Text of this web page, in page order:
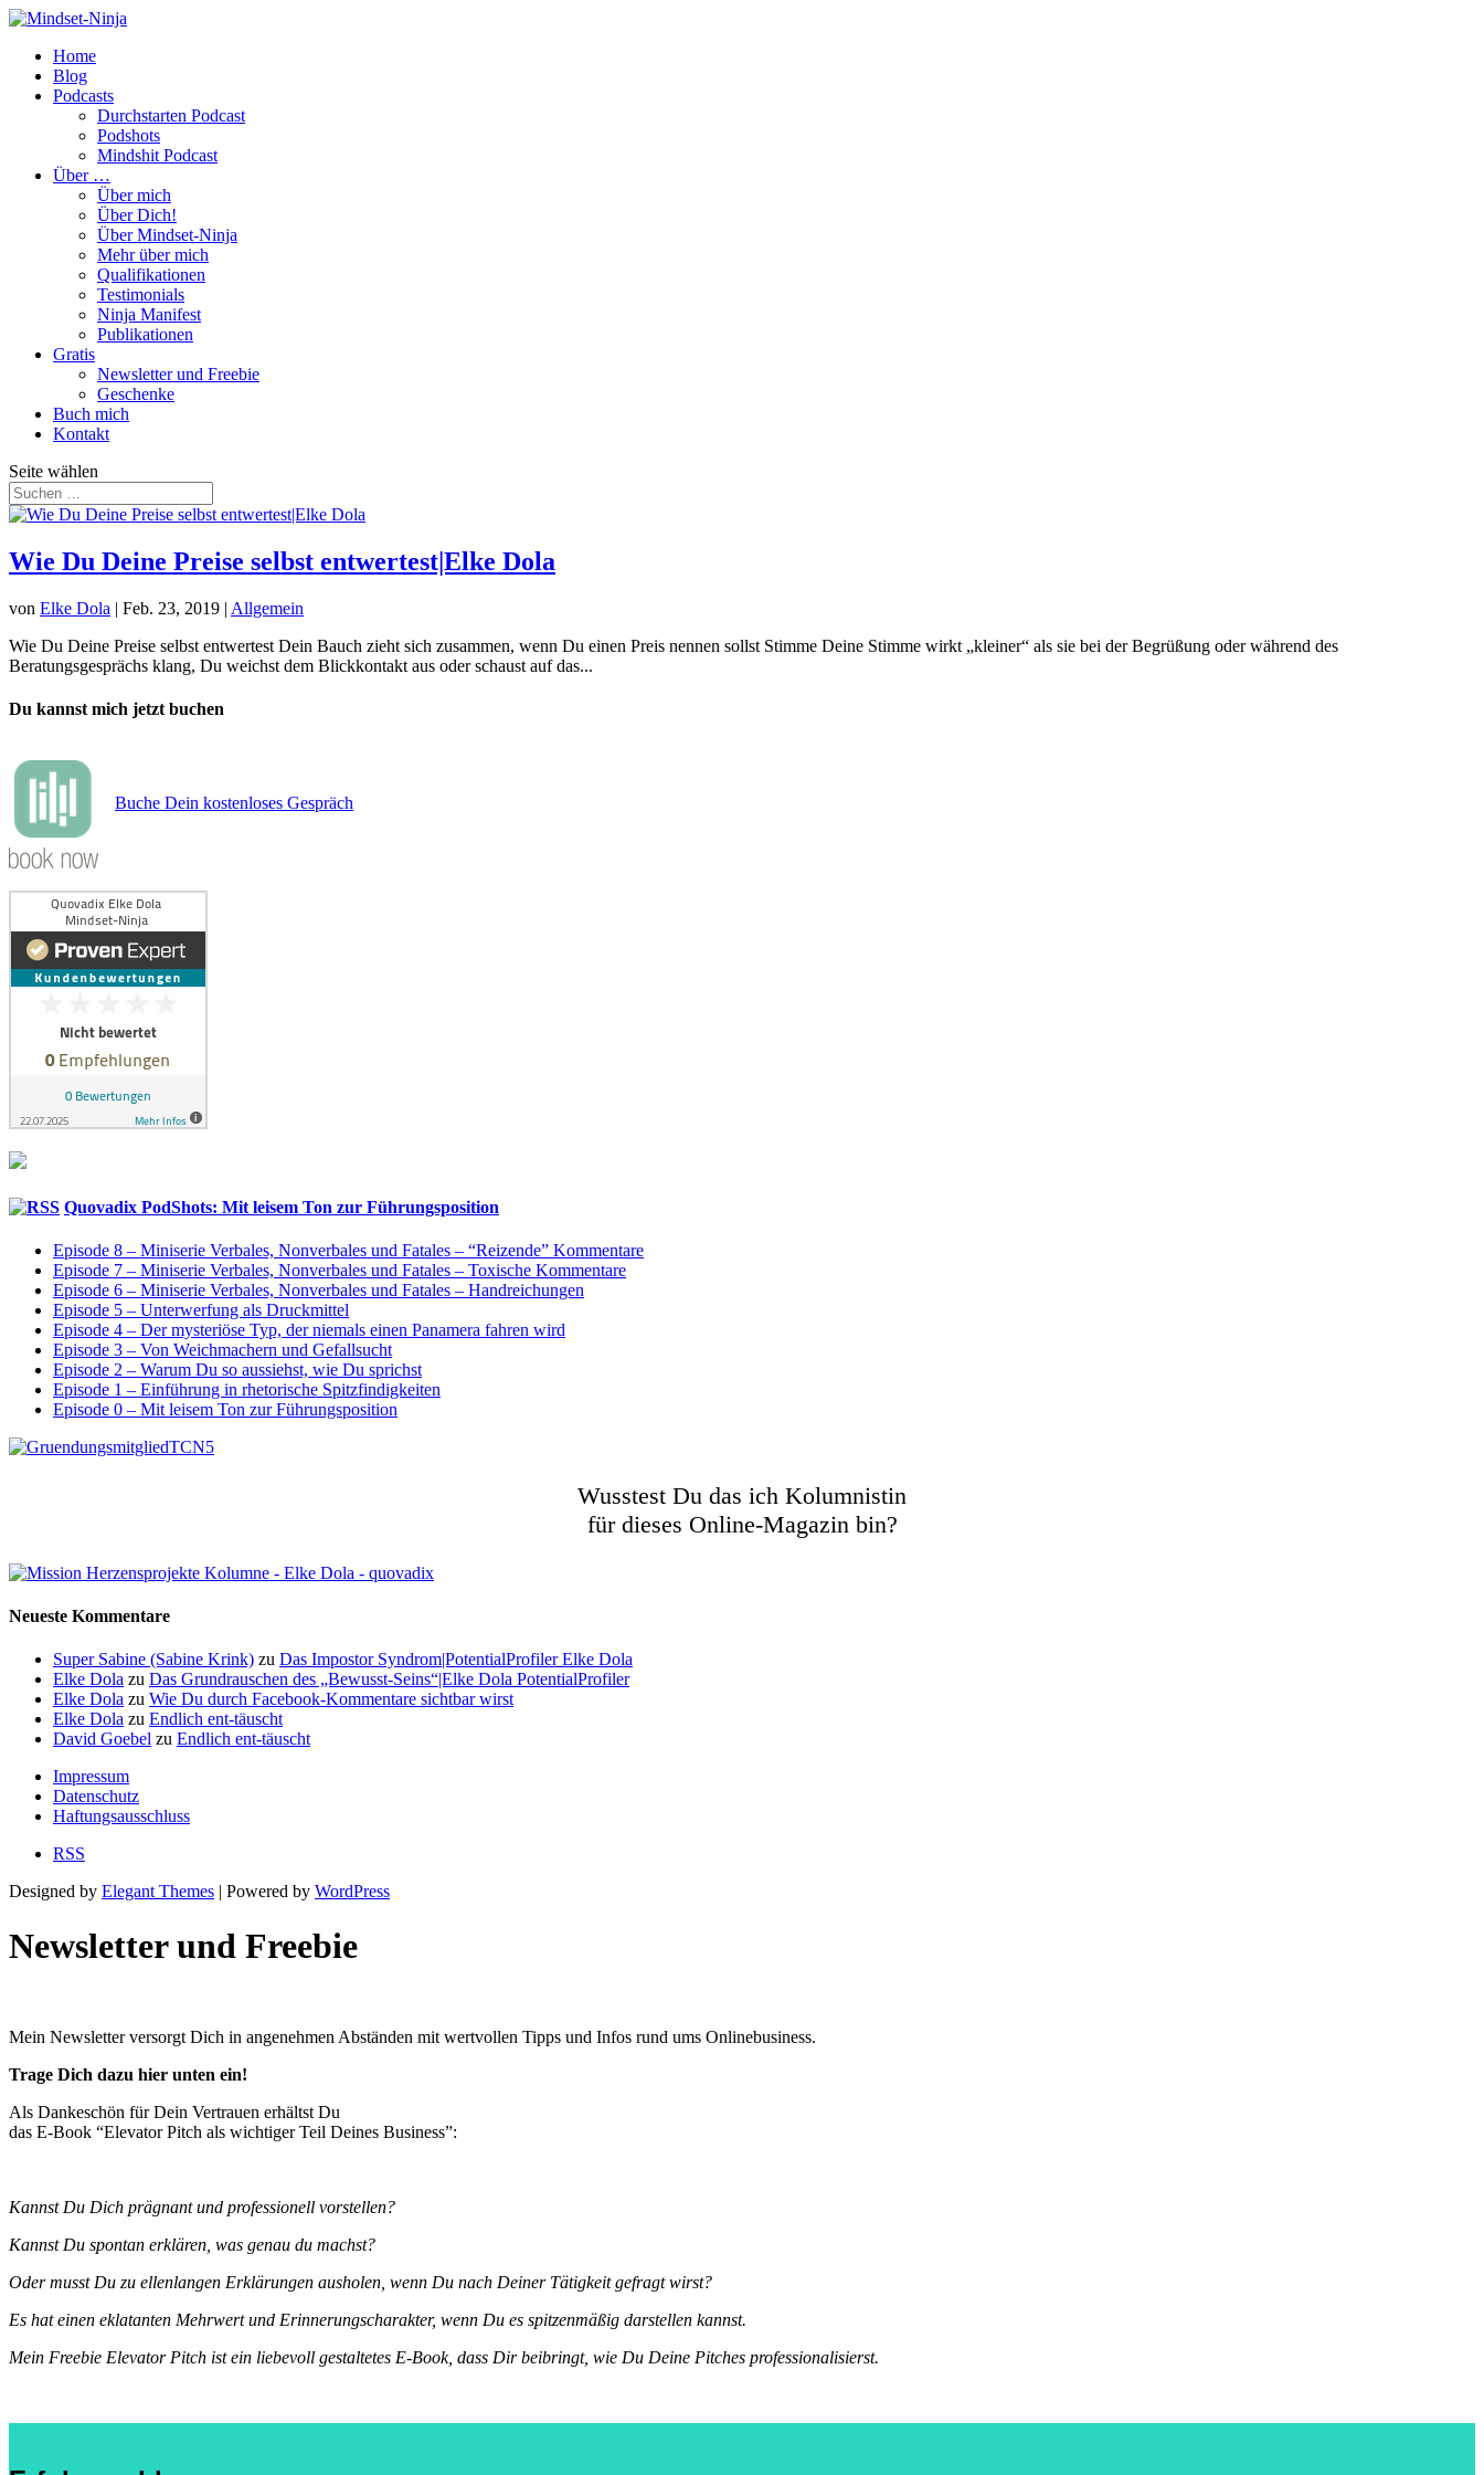
Home
Blog
Podcasts
Durchstarten Podcast
Podshots
Mindshit Podcast
Über …
Über mich
Über Dich!
Über Mindset-Ninja
Mehr über mich
Qualifikationen
Testimonials
Ninja Manifest
Publikationen
Gratis
Newsletter und Freebie
Geschenke
Buch mich
Kontakt
Seite wählen
Wie Du Deine Preise selbst entwertest|Elke Dola
von Elke Dola | Feb. 23, 2019 | Allgemein
Wie Du Deine Preise selbst entwertest Dein Bauch zieht sich zusammen, wenn Du einen Preis nennen sollst Stimme Deine Stimme wirkt „kleiner“ als sie bei der Begrüßung oder während des
Beratungsgesprächs klang, Du weichst dem Blickkontakt aus oder schaust auf das...
Du kannst mich jetzt buchen
Buche Dein kostenloses Gespräch
Quovadix PodShots: Mit leisem Ton zur Führungsposition
Episode 8 – Miniserie Verbales, Nonverbales und Fatales – “Reizende” Kommentare
Episode 7 – Miniserie Verbales, Nonverbales und Fatales – Toxische Kommentare
Episode 6 – Miniserie Verbales, Nonverbales und Fatales – Handreichungen
Episode 5 – Unterwerfung als Druckmittel
Episode 4 – Der mysteriöse Typ, der niemals einen Panamera fahren wird
Episode 3 – Von Weichmachern und Gefallsucht
Episode 2 – Warum Du so aussiehst, wie Du sprichst
Episode 1 – Einführung in rhetorische Spitzfindigkeiten
Episode 0 – Mit leisem Ton zur Führungsposition
Wusstest Du das ich Kolumnistin
für dieses Online-Magazin bin?
Neueste Kommentare
Super Sabine (Sabine Krink) zu Das Impostor Syndrom|PotentialProfiler Elke Dola
Elke Dola zu Das Grundrauschen des „Bewusst-Seins“|Elke Dola PotentialProfiler
Elke Dola zu Wie Du durch Facebook-Kommentare sichtbar wirst
Elke Dola zu Endlich ent-täuscht
David Goebel zu Endlich ent-täuscht
Impressum
Datenschutz
Haftungsausschluss
RSS
Designed by Elegant Themes | Powered by WordPress
Newsletter und Freebie
Mein Newsletter versorgt Dich in angenehmen Abständen mit wertvollen Tipps und Infos rund ums Onlinebusiness.
Trage Dich dazu hier unten ein!
Als Dankeschön für Dein Vertrauen erhältst Du
das E-Book “Elevator Pitch als wichtiger Teil Deines Business”:
Kannst Du Dich prägnant und professionell vorstellen?
Kannst Du spontan erklären, was genau du machst?
Oder musst Du zu ellenlangen Erklärungen ausholen, wenn Du nach Deiner Tätigkeit gefragt wirst?
Es hat einen eklatanten Mehrwert und Erinnerungscharakter, wenn Du es spitzenmäßig darstellen kannst.
Mein Freebie Elevator Pitch ist ein liebevoll gestaltetes E-Book, dass Dir beibringt, wie Du Deine Pitches professionalisierst.